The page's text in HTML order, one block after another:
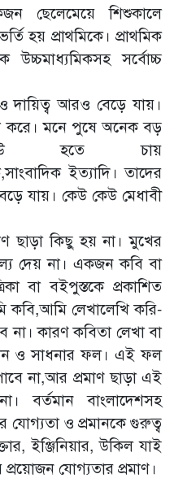
ছেলেমেয়ে শিশুকালে
হয় প্রাথমিকে। প্রাথমিক
উচ্চমাধ্যমিকসহ সর্বোচ্চ
দায়িত্ব আরও বেড়ে যায়।
করে। মনে পুষে অনেক বড়
হতে চায়
ইত্যাদি। তাদের
যায়। কেউ কেউ মেধাবী
ছাড়া কিছু হয় না। মুখের
দেয় না। একজন কবি বা
বা বইপুস্তকে প্রকাশিত
কবি,আমি লেখালেখি করি-
না। কারণ কবিতা লেখা বা
ও সাধনার ফল। এই ফল
না,আর প্রমাণ ছাড়া এই
বর্তমান বাংলাদেশসহ
যোগ্যতা ও প্রমানকে গুরুত্ব
ইঞ্জিনিয়ার, উকিল যাই
যোগ্যতার প্রমাণ।